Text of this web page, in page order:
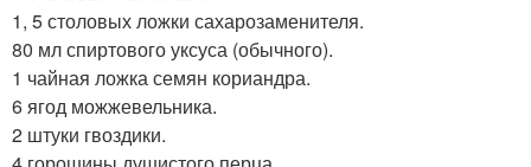
1, 5 столовых ложки сахарозаменителя.
80 мл спиртового уксуса (обычного).
1 чайная ложка семян кориандра.
6 ягод можжевельника.
2 штуки гвоздики.